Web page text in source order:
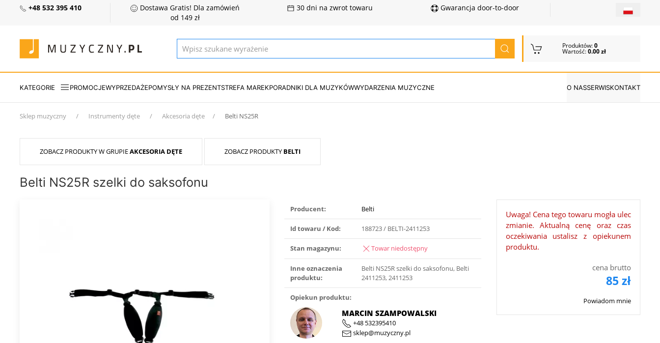
+48 532 395 410
Dostawa Gratis! Dla zamówień
od 149 zł
30 dni na zwrot towaru Gwarancja door-to-door
Produktów:0
Wartość:0.00 zł
KATEGORIE PROMOCJEWYPRZEDAŻEPOMYSŁY NA PREZENTSTREFA MAREKPORADNIKI DLA MUZYKÓWWYDARZENIA MUZYCZNE O NASSERWISKONTAKT
Sklep muzyczny Instrumenty dęte Akcesoria dęte Belti NS25R
ZOBACZ PRODUKTY W GRUPIEAKCESORIA DĘTE ZOBACZ PRODUKTY BELTI
Belti NS25R szelki do saksofonu
Producent: Belti
Id towaru / Kod: 188723 / BELTI-2411253
Stan magazynu: Towar niedostępny
Inne oznaczenia
produktu:
Belti NS25R szelki do saksofonu, Belti
2411253, 2411253
Opiekun produktu:
MARCIN SZAMPOWALSKI
+48 532395410
sklep@muzyczny.pl
Uwaga! Cena tego towaru mogła ulec
zmianie. Aktualną cenę oraz czas
oczekiwania ustalisz z opiekunem
produktu.
cena brutto
85 zł
Powiadom mnie